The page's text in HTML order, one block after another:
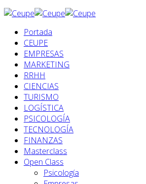
Portada
CEUPE
EMPRESAS
MARKETING
RRHH
CIENCIAS
TURISMO
LOGÍSTICA
PSICOLOGÍA
TECNOLOGÍA
FINANZAS
Masterclass
Open Class
Psicología